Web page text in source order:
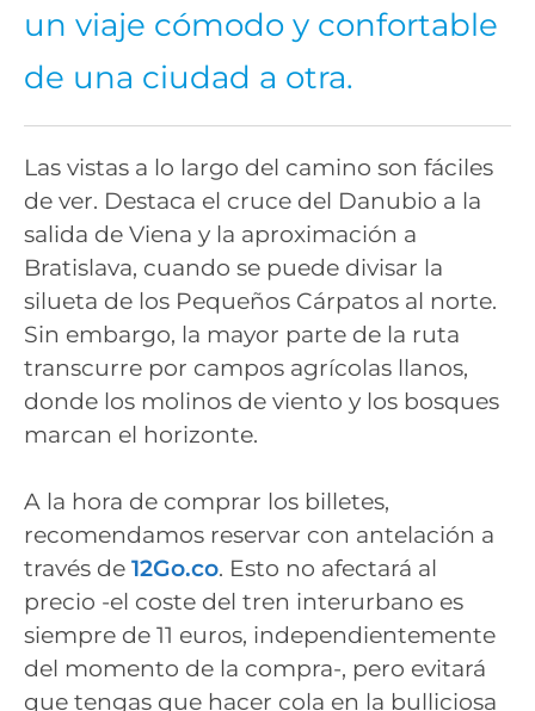
un viaje cómodo y confortable
de una ciudad a otra.
Las vistas a lo largo del camino son fáciles
de ver. Destaca el cruce del Danubio a la
salida de Viena y la aproximación a
Bratislava, cuando se puede divisar la
silueta de los Pequeños Cárpatos al norte.
Sin embargo, la mayor parte de la ruta
transcurre por campos agrícolas llanos,
donde los molinos de viento y los bosques
marcan el horizonte.
A la hora de comprar los billetes,
recomendamos reservar con antelación a
través de 12Go.co. Esto no afectará al
precio -el coste del tren interurbano es
siempre de 11 euros, independientemente
del momento de la compra-, pero evitará
que tengas que hacer cola en la bulliciosa